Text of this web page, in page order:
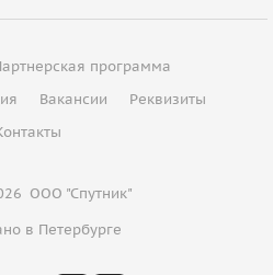
программа
Вакансии
Реквизиты
ООО "Спутник"
в Петербурге